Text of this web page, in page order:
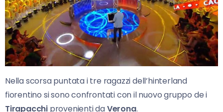
Nella scorsa puntata i tre ragazzi dell’hinterland
fiorentino si sono confrontati con il nuovo gruppo de i
Tirapacchi provenienti daVerona.